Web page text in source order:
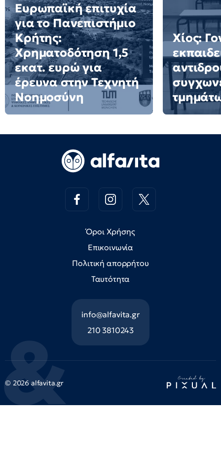
Ευρωπαϊκή επιτυχία
για το Πανεπιστήμιο
Κρήτης:
Χρηματοδότηση 1,5
εκατ. ευρώ για
έρευνα στην Τεχνητή
Νοημοσύνη
Χίος:
Όροι Χρήσης
Επικοινωνία
Πολιτική απορρήτου
Ταυτότητα
info@alfavita.gr
210 3810243
© 2026 alfavita.gr